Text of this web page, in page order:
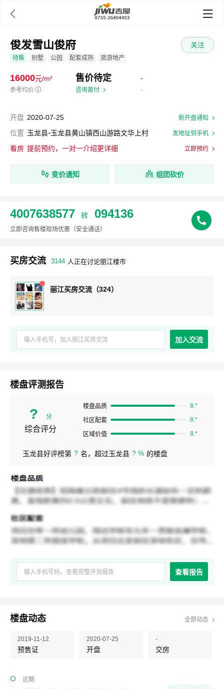

俊发雪山俊府 关注
待售 别墅 公园 配套成熟 旅游地产
16000元/m²
参考均价ⓘ
售价待定
咨询首付
-
-
开盘 2020-07-25 新开盘通知
位置 玉龙县-玉龙县黄山镇西山游路文华上村 发地址到手机
看房 提前预约，一对一介绍更详细 立即预约
变价通知 组团砍价
4007638577 转 094136
立即咨询售楼现场优惠 （安全通话）
买房交流 3144 人正在讨论丽江楼市
丽江买房交流（324）
加入交流
楼盘评测报告
? 分
综合评分
玉龙县好评榜第 ? 名，超过玉龙县 ? % 的楼盘
楼盘品质 8.*
社区配套 8.*
区域价值 8.*
查看报告
楼盘动态 全部动态
2019-11-12
预售证
2020-07-25
开盘
-
交房
近期